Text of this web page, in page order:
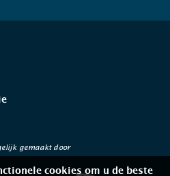
gemaakt door
cookies om u de beste